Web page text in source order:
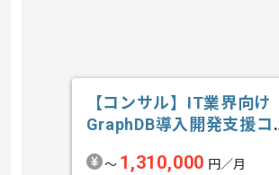
【コンサル】IT業界向け
GraphDB導入開発支援コ
〜 1,310,000 円／月